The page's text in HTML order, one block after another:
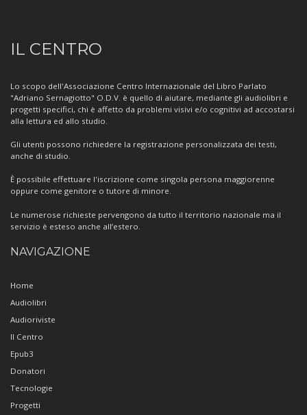
Informazioni
sul
Centro
IL CENTRO
Lo scopo dell'Associazione Centro Internazionale del Libro Parlato
"Adriano Sernagiotto" O.D.V. è quello di aiutare, mediante gli audiolibri e
progetti specifici, chi è affetto da problemi visivi e/o cognitivi ad accostarsi
alla lettura ed allo studio.
Gli utenti possono richiedere la registrazione personalizzata dei testi,
anche di studio.
È possibile effettuare l'iscrizione come singola persona maggiorenne
oppure come genitore o tutore di minore.
Le numerose richieste pervengono da tutto il territorio nazionale ma il
servizio è esteso anche all’estero.
NAVIGAZIONE
Home
Audiolibri
Audioriviste
Il Centro
Epub3
Donatori
Tecnologie
Progetti